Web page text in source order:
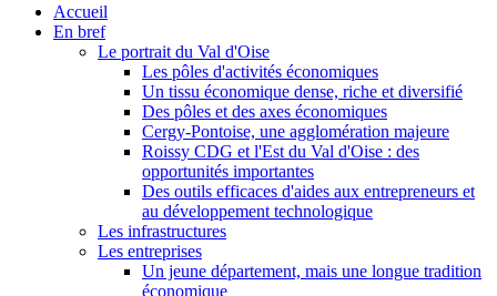
Accueil
En bref
Le portrait du Val d'Oise
Les pôles d'activités économiques
Un tissu économique dense, riche et diversifié
Des pôles et des axes économiques
Cergy-Pontoise, une agglomération majeure
Roissy CDG et l'Est du Val d'Oise : des
opportunités importantes
Des outils efficaces d'aides aux entrepreneurs et
au développement technologique
Les infrastructures
Les entreprises
Un jeune département, mais une longue tradition
économique